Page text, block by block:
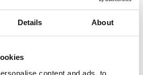
Details About
content and ads, to